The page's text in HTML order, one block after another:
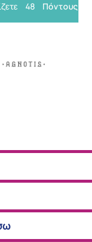
48 Πόντους